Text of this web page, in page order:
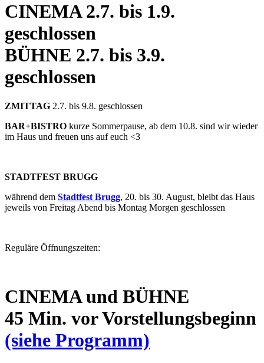
CINEMA2.7. bis 1.9.
geschlossen
BÜHNE 2.7. bis 3.9.
geschlossen
ZMITTAG 2.7. bis 9.8. geschlossen
BAR+BISTRO kurze Sommerpause, ab dem 10.8. sind wir wieder
im Haus und freuen uns auf euch <3
STADTFEST BRUGG
während dem Stadtfest Brugg, 20. bis 30. August, bleibt das Haus
jeweils von Freitag Abend bis Montag Morgen geschlossen
Reguläre Öffnungszeiten:
CINEMA und BÜHNE
45 Min. vor Vorstellungsbeginn
(siehe Programm)